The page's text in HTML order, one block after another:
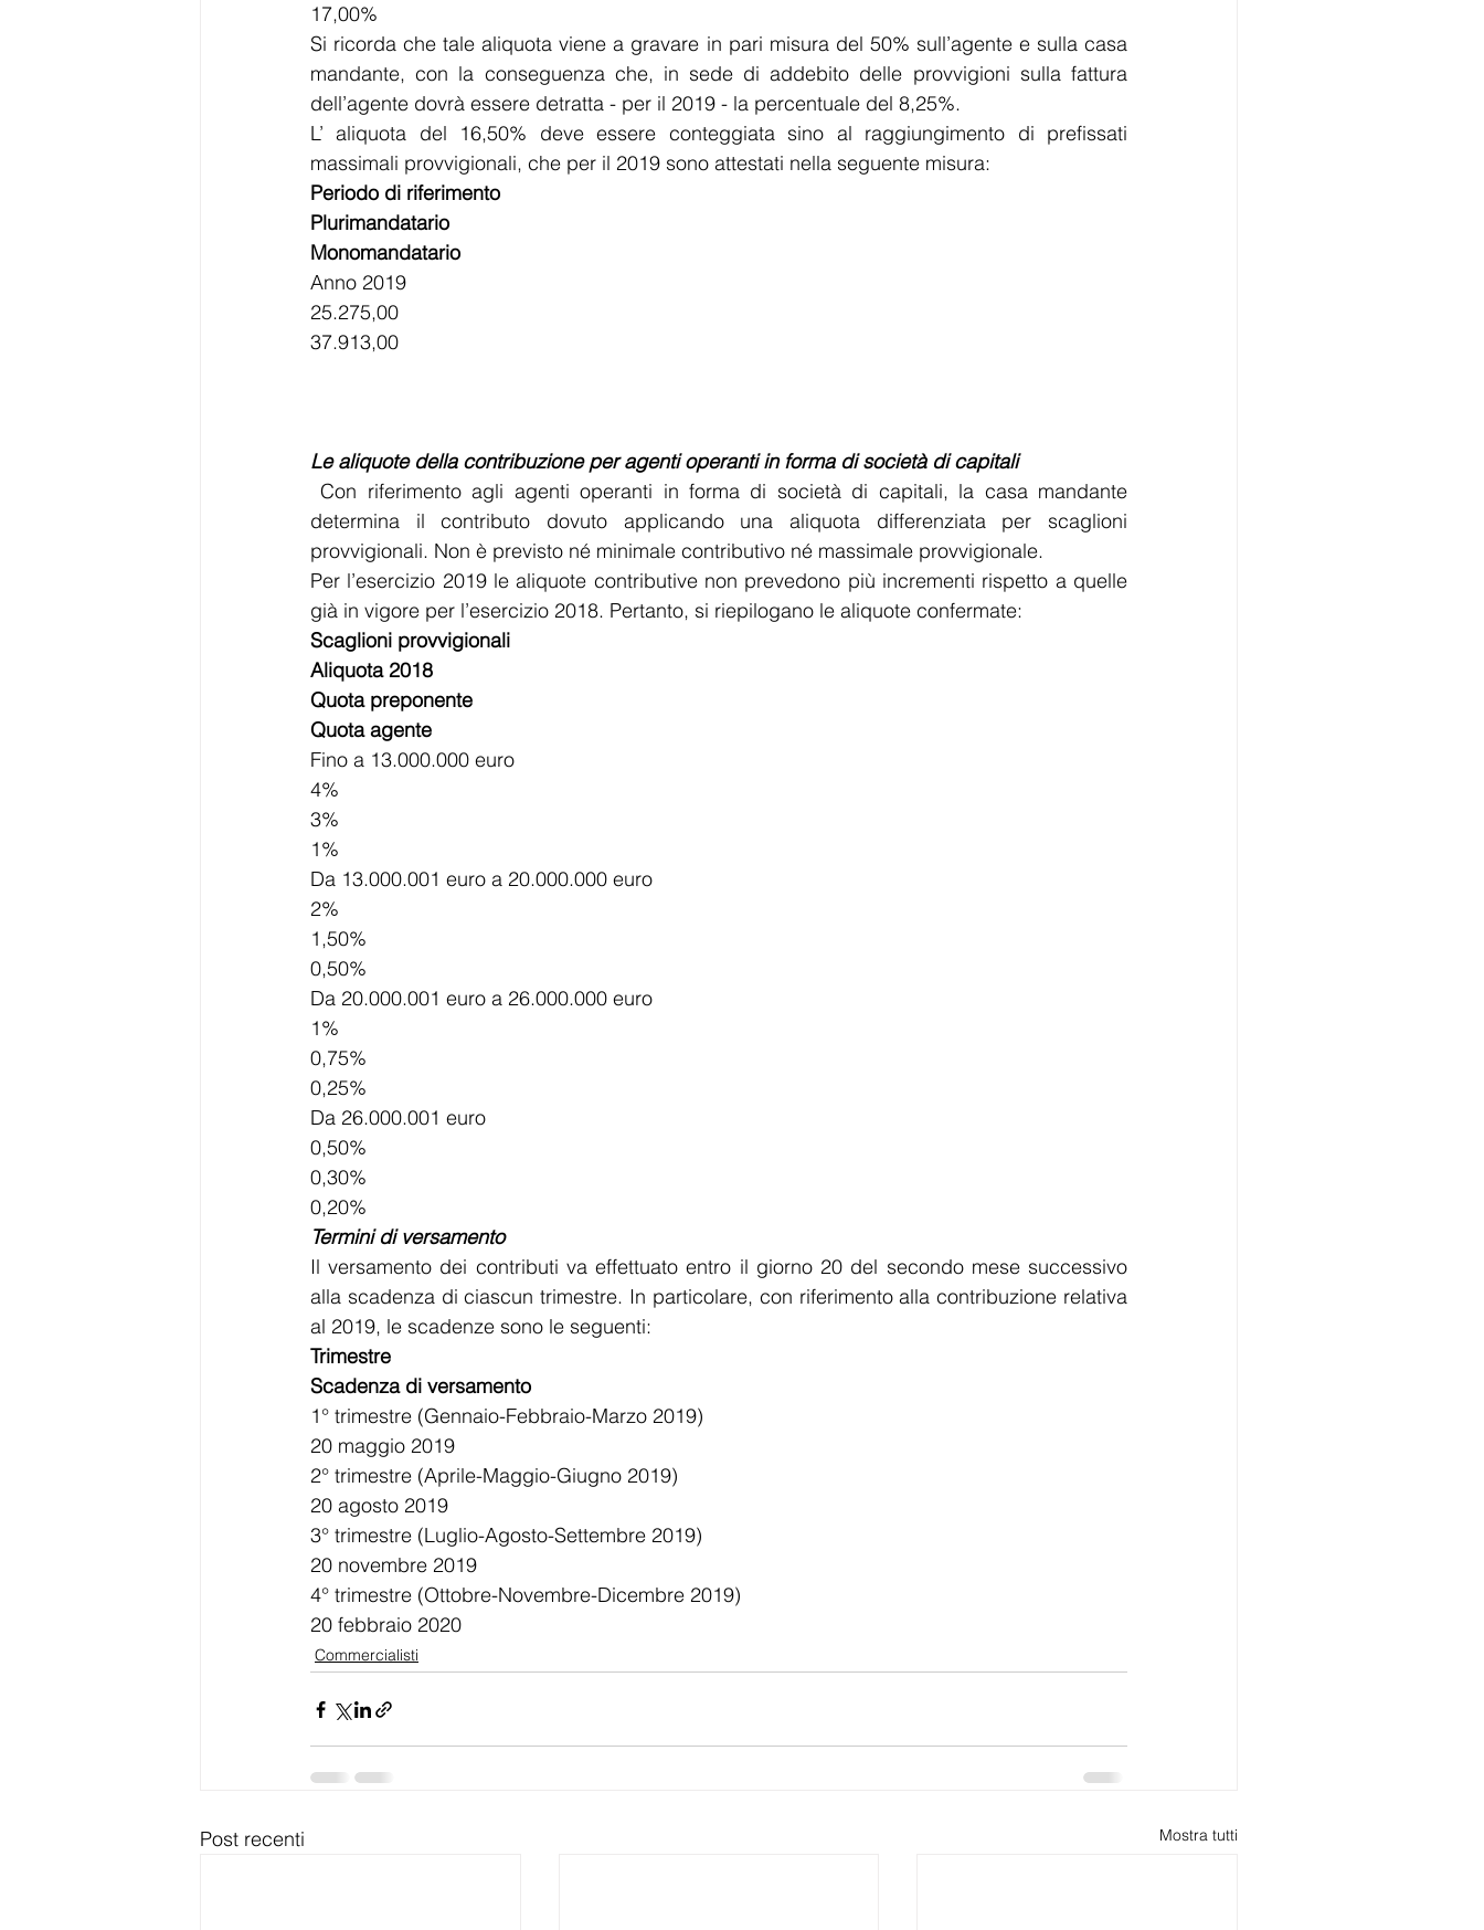
17,00%
Si ricorda che tale aliquota viene a gravare in pari misura del 50% sull’agente e sulla casa
mandante, con la conseguenza che, in sede di addebito delle provvigioni sulla fattura
dell’agente dovrà essere detratta - per il 2019 - la percentuale del 8,25%.
L’ aliquota del 16,50% deve essere conteggiata sino al raggiungimento di prefissati
massimali provvigionali, che per il 2019 sono attestati nella seguente misura:
Periodo di riferimento
Plurimandatario
Monomandatario
Anno 2019
25.275,00
37.913,00
Le aliquote della contribuzione per agenti operanti in forma di società di capitali
Con riferimento agli agenti operanti in forma di società di capitali, la casa mandante
determina il contributo dovuto applicando una aliquota differenziata per scaglioni
provvigionali. Non è previsto né minimale contributivo né massimale provvigionale.
Per l’esercizio 2019 le aliquote contributive non prevedono più incrementi rispetto a quelle
già in vigore per l’esercizio 2018. Pertanto, si riepilogano le aliquote confermate:
Scaglioni provvigionali
Aliquota 2018
Quota preponente
Quota agente
Fino a 13.000.000 euro
4%
3%
1%
Da 13.000.001 euro a 20.000.000 euro
2%
1,50%
0,50%
Da 20.000.001 euro a 26.000.000 euro
1%
0,75%
0,25%
Da 26.000.001 euro
0,50%
0,30%
0,20%
Termini di versamento
Il versamento dei contributi va effettuato entro il giorno 20 del secondo mese successivo
alla scadenza di ciascun trimestre. In particolare, con riferimento alla contribuzione relativa
al 2019, le scadenze sono le seguenti:
Trimestre
Scadenza di versamento
1° trimestre (Gennaio-Febbraio-Marzo 2019)
20 maggio 2019
2° trimestre (Aprile-Maggio-Giugno 2019)
20 agosto 2019
3° trimestre (Luglio-Agosto-Settembre 2019)
20 novembre 2019
4° trimestre (Ottobre-Novembre-Dicembre 2019)
20 febbraio 2020
Commercialisti
Post recenti Mostra tutti